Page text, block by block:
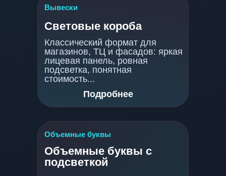
Объемные буквы с
подсветкой
Световые короба
Вывески
Объемные буквы
Классический формат для
магазинов, ТЦ и фасадов: яркая
лицевая панель, ровная
подсветка, понятная
стоимость...
Подробнее